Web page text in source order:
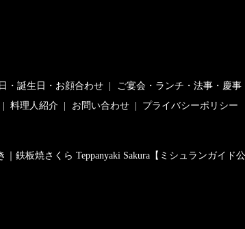
・誕生日・お顔合わせ ご宴会・ランチ・法事・慶事
料理人紹介 お問い合わせ プライバシーポリシー
鉄板焼さくら Teppanyaki Sakura【ミシュランガイド